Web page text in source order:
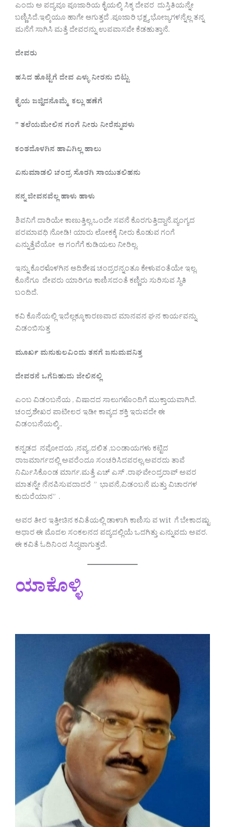
ಎಂದು ಅ ಪದ್ಯವೂ ಪೂಜಾರಿಯ ಕೈಯಲ್ಕಿ ಸಿಕ್ಕ ದೇವರ ದುಸ್ತಿತಿಯನ್ನೇ
ಬಣ್ಣಿಸಿದೆ.ಇಲ್ಕಿಯೂ ಹಾಗೇ ಆಗುತ್ತದೆ .ಪೂಜಾರಿ ಭಕ್ಷ್ಯ ಭೋಜ್ಯಗಳನ್ನೆಲ್ಲ ತನ್ನ‌
ಮನೆಗೆ ಸಾಗಿಸಿ‌ ಮತ್ತೆ ದೇವರನ್ನು ಉಪವಾಸವೇ ಕೆಡಹುತ್ತಾನೆ.
ದೇವರು
ಹಸಿದ ಹೊಟ್ಟೆಗೆ ದೇವ ಎಳ್ಳು ನೀರನು ಬಿಟ್ಟು
ಕೈಯ ಜಜ್ಹಿದನೊಮ್ಮೆ ಕಲ್ಲು ಹಣೆಗೆ
”ತಲೆಯಮೇಲಿನ ಗಂಗೆ ನೀರು ನೀರೆನ್ನುವಳು
ಕಂಠದೊಳಗಿನ ಹಾವಿಗಿಲ್ಲ ಹಾಲು
ಏನುಮಾಡಲಿ ಚಂದ್ರ ಸೊರಗಿ ಸಾಯುತಲಿಹನು
ನನ್ನಜೀವನವೆಲ್ಲ ಹಾಳು ಹಾಳು
ಶಿವನಿಗೆ ದಾರಿಯೇ ಕಾಣುತ್ತಿಲ್ಲ.ಒಂದೇ ಸವನೆ ಕೊರಗುತ್ತಿದ್ದಾನೆ.ವ್ಯಂಗ್ಯದ
ಪರಮಾವಧಿ‌ ನೋಡಿ! ಯಾರು‌ ಲೋಕಕ್ಕೆ ನೀರು ಕೊಡುವ ಗಂಗೆ
ಎನ್ನುತ್ತೆವೆಯೋ ಆ ಗಂಗೆಗೆ ಕುಡಿಯಲು ನೀರಿಲ್ಲ.
ಇನ್ನು ಕೊರಳೊಳಗಿನ ಆದಿಶೇಷ ಚಂದ್ರರನ್ನಂತೂ ಕೇಳುವಂತೆಯೇ ಇಲ್ಲ.
ಕೊನೆಗೂ ದೇವರು ಯಾರಿಗೂ ಕಾಣಿಸದಂತೆ ಕಣ್ಣಿರು ಸುರಿಸುವ ಸ್ಥಿತಿ
ಬಂದಿದೆ.
ಕವಿ ಕೊನೆಯಲ್ಲಿ ಇದೆಲ್ಲಕ್ಕೂಕಾರಣವಾದ ಮಾನವನ ಘನ ಕಾರ್ಯವನ್ನು
ವಿಡಂಬಿಸುತ್ತ
ಮೂರ್ಖ ಮನುಕುಲವಿಂದು ತನಗೆ ಜನುಮವನಿತ್ತ
ದೇವರನೆ ಒಗೆದಿಹುದು ಜೇಲಿನಲ್ಲಿ
ಎಂಬ ವಿಡಂಬನೆಯ , ವಿಷಾದದ ಸಾಲುಗಳೊಂದಿಗೆ ಮುಕ್ತಾಯವಾಗಿದೆ.
ಚಂದ್ರಶೇಖರ ಪಾಟೀಲರ ಇಡೀ ಕಾವ್ಯದ ಶಕ್ತಿ ಇರುವದೇ ಈ
ವಿಡಂಬನೆಯಲ್ಕಿ..
ಕನ್ನಡದ ನವೋದಯ ,ನವ್ಯ ,ದಲಿತ ,ಬಂಡಾಯಗಳು ಕಟ್ಟಿದ
ರಾಜಮಾರ್ಗದಲ್ಲಿ ಅವರೆಂದೂ ಸಂಚರಿಸಿದವರಲ್ಲ.ಅವರದು ತಾವೆ
ನಿರ್ಮಿಸಿಕೊಂಡ ಮಾರ್ಗ.ಮತ್ತೆ ಎಚ್ ಎಸ್ .ರಾಘವೇಂದ್ರರಾವ್ ಅವರ
ಮಾತನ್ನೇ ನೆನಪಿಸುವದಾದರೆ ” ಭಾವನೆ,ವಿಡಂಬನೆ ಮತ್ತು ವಿಚಾರಗಳ
ಕುದುರೆಯಾನ” .
ಅವರ ತೀರ ಇತ್ತೀಚಿನ ಕವಿತೆಯಲ್ಲಿ ಡಾಳಾಗಿ‌ ಕಾಣಿಸು ವ wit ಗೆ ಬೇಕಾದಷ್ಟು
ಆಧಾರ ಈ‌ ಮೊದಲ ಸಂಕಲನದ ಪದ್ಯದಲ್ಲಿಯೆ ಒದಗಿತ್ತು ಎನ್ನುವದು ಅವರ.
ಈ ಕವಿತೆ ಓದಿನಿಂದ ಸಿದ್ಧವಾಗುತ್ತದೆ.
ಯಾಕೊಳ್ಳಿ